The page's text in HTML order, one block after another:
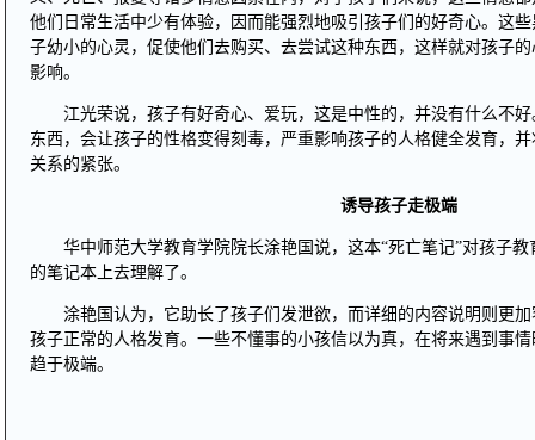
他们日常生活中少有体验，因而能强烈地吸引孩子们的好奇心。这
子幼小的心灵，促使他们去购买、去尝试这种东西，这样就对孩子
影响。
江光荣说，孩子有好奇心、爱玩，这是中性的，并没有什么不
东西，会让孩子的性格变得刻毒，严重影响孩子的人格健全发育，
关系的紧张。
诱导孩子走极端
华中师范大学教育学院院长涂艳国说，这本“死亡笔记”对孩子
的笔记本上去理解了。
涂艳国认为，它助长了孩子们发泄欲，而详细的内容说明则更
孩子正常的人格发育。一些不懂事的小孩信以为真，在将来遇到事
趋于极端。